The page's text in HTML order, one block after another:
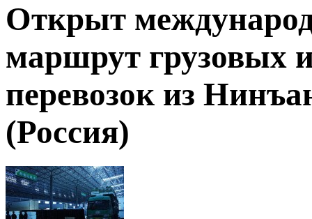
Открыт
маршрут грузовых
перевозок из
(Россия)